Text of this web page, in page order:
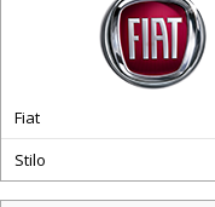
Fiat
Stilo